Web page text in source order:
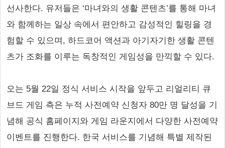
선사한다. 유저들은 ‘마녀와의 생활 콘텐츠’를 통해 마녀
와 함께하는 일상 속에서 편안하고 감성적인 힐링을 경
험할 수 있으며, 하드코어 액션과 아기자기한 생활 콘텐
츠가 조화를 이루는 독창적인 게임성을 만끽할 수 있다.
오는 5월 22일 정식 서비스 시작을 앞두고 리얼리티 큐
브드 게임 측은 누적 사전예약 신청자 80만 명 달성을 기
념해 공식 홈페이지와 게임 라운지에서 다양한 사전예약
이벤트를 진행한다. 한국 서비스를 기념해 특별 제작된